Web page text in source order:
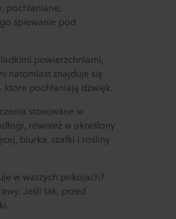
pochłaniane,
śpiewanie pod
powierzchniami,
natomiast znajduje się
pochłaniają dźwięk.
stosowane w
również w określony
biurka, szafki i rośliny
w waszych pokojach?
Jeśli tak, przed